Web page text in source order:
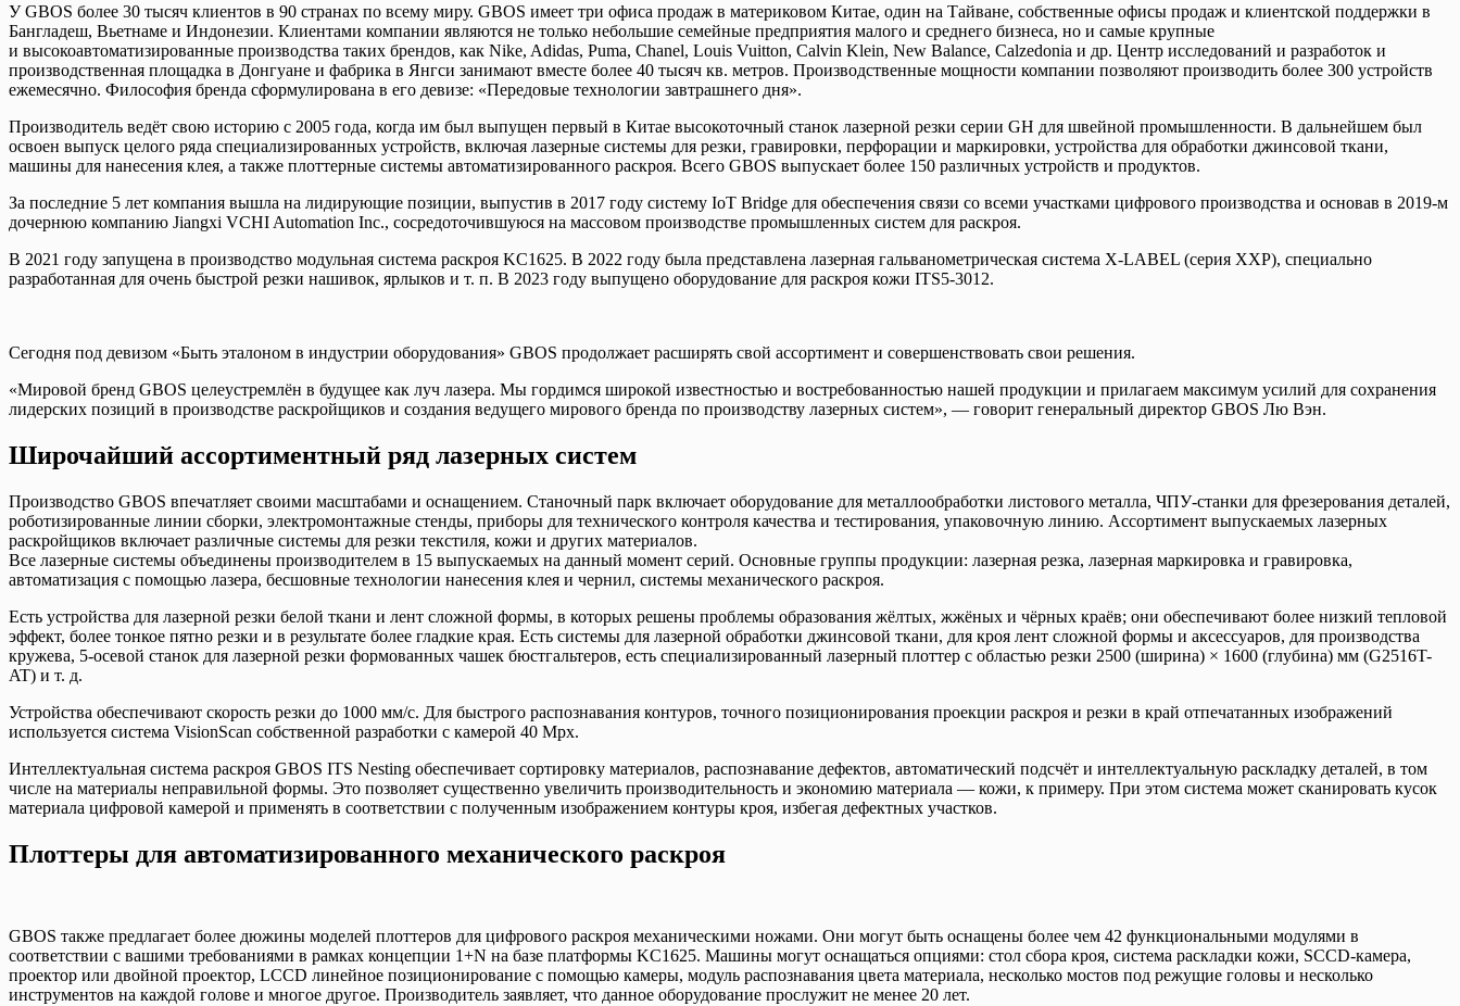
У GBOS более 30 тысяч клиентов в 90 странах по всему миру. GBOS имеет три офиса продаж в материковом Китае, один на Тайване, собственные офисы продаж и клиентской поддержки в
Бангладеш, Вьетнаме и Индонезии. Клиентами компании являются не только небольшие семейные предприятия малого и среднего бизнеса, но и самые крупные
и высокоавтоматизированные производства таких брендов, как Nike, Adidas, Puma, Chanel, Louis Vuitton, Calvin Klein, New Balance, Calzedonia и др. Центр исследований и разработок и
производственная площадка в Донгуане и фабрика в Янгси занимают вместе более 40 тысяч кв. метров. Производственные мощности компании позволяют производить более 300 устройств
ежемесячно. Философия бренда сформулирована в его девизе: «Передовые технологии завтрашнего дня».
Производитель ведёт свою историю с 2005 года, когда им был выпущен первый в Китае высокоточный станок лазерной резки серии GH для швейной промышленности. В дальнейшем был
освоен выпуск целого ряда специализированных устройств, включая лазерные системы для резки, гравировки, перфорации и маркировки, устройства для обработки джинсовой ткани,
машины для нанесения клея, а также плоттерные системы автоматизированного раскроя. Всего GBOS выпускает более 150 различных устройств и продуктов.
За последние 5 лет компания вышла на лидирующие позиции, выпустив в 2017 году систему IoT Bridge для обеспечения связи со всеми участками цифрового производства и основав в 2019-м
дочернюю компанию Jiangxi VCHI Automation Inc., сосредоточившуюся на массовом производстве промышленных систем для раскроя.
В 2021 году запущена в производство модульная система раскроя KC1625. В 2022 году была представлена лазерная гальванометрическая система X-LABEL (серия XXP), специально
разработанная для очень быстрой резки нашивок, ярлыков и т. п. В 2023 году выпущено оборудование для раскроя кожи ITS5-3012.
Сегодня под девизом «Быть эталоном в индустрии оборудования» GBOS продолжает расширять свой ассортимент и совершенствовать свои решения.
«Мировой бренд GBOS целеустремлён в будущее как луч лазера. Мы гордимся широкой известностью и востребованностью нашей продукции и прилагаем максимум усилий для сохранения
лидерских позиций в производстве раскройщиков и создания ведущего мирового бренда по производству лазерных систем», — говорит генеральный директор GBOS Лю Вэн.
Широчайший ассортиментный ряд лазерных систем
Производство GBOS впечатляет своими масштабами и оснащением. Станочный парк включает оборудование для металлообработки листового металла, ЧПУ-станки для фрезерования деталей,
роботизированные линии сборки, электромонтажные стенды, приборы для технического контроля качества и тестирования, упаковочную линию. Ассортимент выпускаемых лазерных
раскройщиков включает различные системы для резки текстиля, кожи и других материалов.
Все лазерные системы объединены производителем в 15 выпускаемых на данный момент серий. Основные группы продукции: лазерная резка, лазерная маркировка и гравировка,
автоматизация с помощью лазера, бесшовные технологии нанесения клея и чернил, системы механического раскроя.
Есть устройства для лазерной резки белой ткани и лент сложной формы, в которых решены проблемы образования жёлтых, жжёных и чёрных краёв; они обеспечивают более низкий тепловой
эффект, более тонкое пятно резки и в результате более гладкие края. Есть системы для лазерной обработки джинсовой ткани, для кроя лент сложной формы и аксессуаров, для производства
кружева, 5-осевой станок для лазерной резки формованных чашек бюстгальтеров, есть специализированный лазерный плоттер с областью резки 2500 (ширина) × 1600 (глубина) мм (G2516T-
AT) и т. д.
Устройства обеспечивают скорость резки до 1000 мм/с. Для быстрого распознавания контуров, точного позиционирования проекции раскроя и резки в край отпечатанных изображений
используется система VisionScan собственной разработки с камерой 40 Mpx.
Интеллектуальная система раскроя GBOS ITS Nesting обеспечивает сортировку материалов, распознавание дефектов, автоматический подсчёт и интеллектуальную раскладку деталей, в том
числе на материалы неправильной формы. Это позволяет существенно увеличить производительность и экономию материала — кожи, к примеру. При этом система может сканировать кусок
материала цифровой камерой и применять в соответствии с полученным изображением контуры кроя, избегая дефектных участков.
Плоттеры для автоматизированного механического раскроя
GBOS также предлагает более дюжины моделей плоттеров для цифрового раскроя механическими ножами. Они могут быть оснащены более чем 42 функциональными модулями в
соответствии с вашими требованиями в рамках концепции 1+N на базе платформы KC1625. Машины могут оснащаться опциями: стол сбора кроя, система раскладки кожи, SCCD-камера,
проектор или двойной проектор, LCCD линейное позиционирование с помощью камеры, модуль распознавания цвета материала, несколько мостов под режущие головы и несколько
инструментов на каждой голове и многое другое. Производитель заявляет, что данное оборудование прослужит не менее 20 лет.